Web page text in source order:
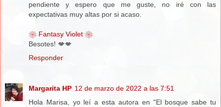
pendiente y espero que me guste, no iré con las
expectativas muy altas por si acaso.
❀ Fantasy Violet ❀
Besotes! 💋💋
Responder
Margarita HP 12 de marzo de 2022 a las 7:51
Hola Marisa, yo leí a esta autora en "El bosque sabe tu